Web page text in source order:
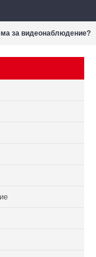
за видеонаблюдение?